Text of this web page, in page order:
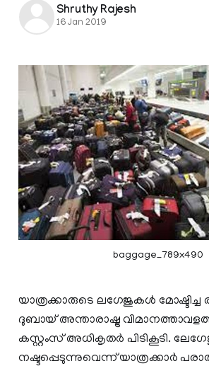
Shruthy Rajesh
16 Jan 2019
baggage_789x490
യാത്രക്കാരുടെ ലഗേജുകള്‍ മോഷ്ടിച്ച
ദുബായ് അന്താരാഷ്ട്ര
കസ്റ്റംസ് അധികൃതര്‍ പിടികൂടി.
നഷ്ടപ്പെടുന്നുവെന്ന് യാത്രക്കാര്‍